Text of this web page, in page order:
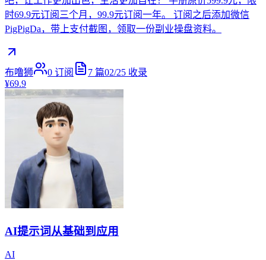
时69.9元订阅三个月，99.9元订阅一年。 订阅之后添加微信
PigPigDa，带上支付截图，领取一份副业操盘资料。
布噜狮 0 订阅 7 篇02/25 收录
¥69.9
AI提示词从基础到应用
AI